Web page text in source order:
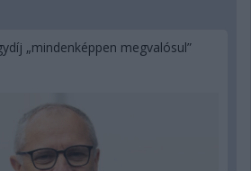
„mindenképpen megvalósul”